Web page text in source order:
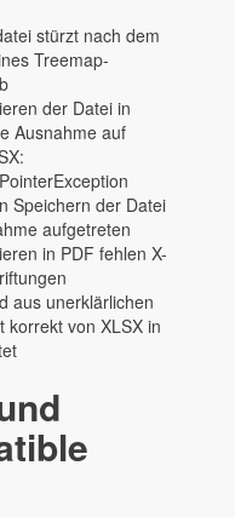
stürzt nach dem
Treemap-
der Datei in
Ausnahme auf
Speichern der Datei
aufgetreten
in PDF fehlen X-
aus unerklärlichen
korrekt von XLSX in